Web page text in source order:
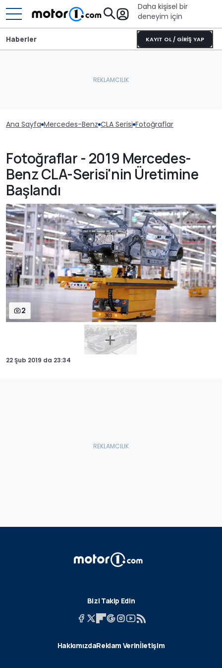
Daha kişisel bir
deneyim için
KAYIT OL / GİRİŞ YAP
Haberler
Ana Sayfa Mercedes-Benz CLA Serisi Fotoğraflar
Fotoğraflar - 2019 Mercedes-
Benz CLA-Serisi'nin Üretimine
Başlandı
2
22 Şub 2019 da 23:34
Bizi Takip Edin
HakkımızdaReklam Verinİletişim